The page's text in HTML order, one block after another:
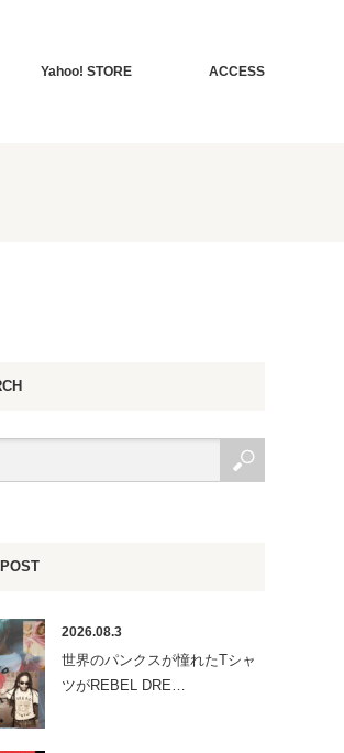
Yahoo! STORE ACCESS
2026.08.3
世界のパンクスが憧れたTシャ
ツがREBEL DRE…